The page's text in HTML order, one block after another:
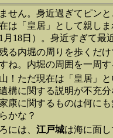
せん。身近過ぎてピン
は「皇居」として親し
月18日）。身近すぎて
る内堀の周りを歩くだ
ね。内堀の周囲を一周
！ただ現在は「皇居」
構に関する説明が不充
康に関するものは何に
かな？
には、 江戸城は海に面